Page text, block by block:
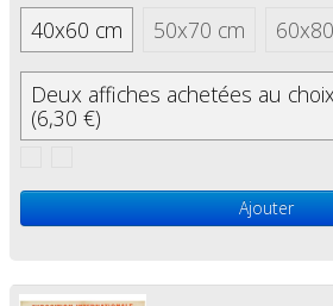
40x60 cm 50x70 cm
Deux affiches achetées au choix
(6,30 €)
Ajouter